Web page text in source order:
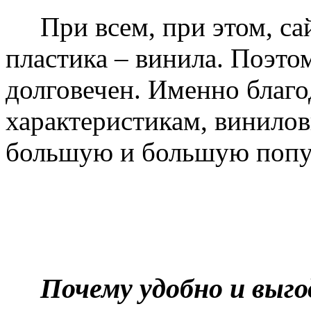
При всем, при этом,
пластика – винила.
долговечен. Именно
характеристикам,
большую и большую
Почему удобно и